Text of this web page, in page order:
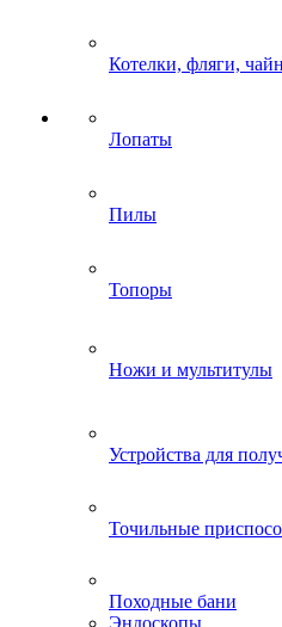
Котелки, фляги,
Лопаты
Пилы
Топоры
Ножи и мультитулы
Устройства для
Точильные
Походные бани
Эндоскопы